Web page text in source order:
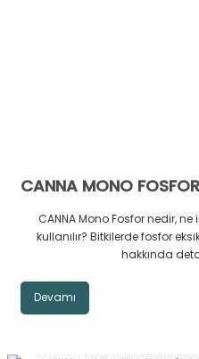
CANNA Mono Fosfor nedir,
kullanılır? Bitkilerde fosfor
hakkında
Devamı